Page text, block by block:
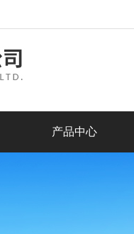
产品中心